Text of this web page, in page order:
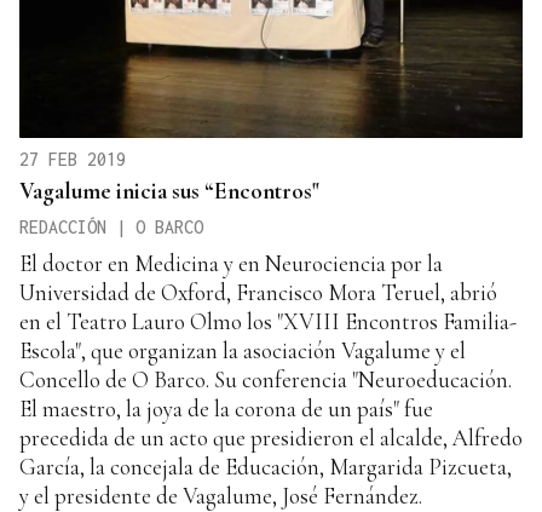
27 FEB 2019
Vagalume inicia sus “Encontros"
REDACCIÓN | O BARCO
El doctor en Medicina y en Neurociencia por la
Universidad de Oxford, Francisco Mora Teruel, abrió
en el Teatro Lauro Olmo los "XVIII Encontros Familia-
Escola", que organizan la asociación Vagalume y el
Concello de O Barco. Su conferencia "Neuroeducación.
El maestro, la joya de la corona de un país" fue
precedida de un acto que presidieron el alcalde, Alfredo
García, la concejala de Educación, Margarida Pizcueta,
y el presidente de Vagalume, José Fernández.